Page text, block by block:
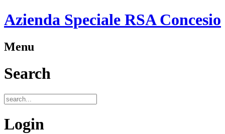
Azienda Speciale RSA Concesio
Menu
Search
Login